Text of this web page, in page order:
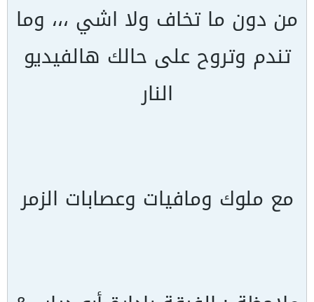
من دون ما تخاف ولا اشي ،،، وما
تندم وتروح على حالك هالفيديو
النار
مع ملوك ومافيات وعصابات الزمر